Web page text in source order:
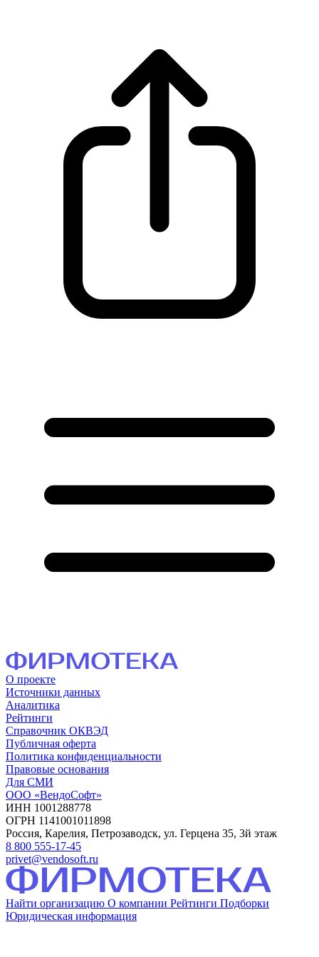
О проекте
Источники данных
Аналитика
Рейтинги
Справочник ОКВЭД
Публичная оферта
Политика конфиденциальности
Правовые основания
Для СМИ
ООО «ВендоСофт»
ИНН 1001288778
ОГРН 1141001011898
Россия, Карелия, Петрозаводск, ул. Герцена 35, 3й этаж
8 800 555-17-45
privet@vendosoft.ru
Найти организацию О компании Рейтинги Подборки
Юридическая информация